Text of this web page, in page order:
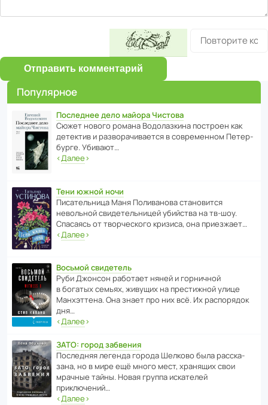
Отправить комментарий
Популярное
Последнее дело майора Чистова
Сюжет нового романа Водо­ла­з­кина пост­роен как
дете­ктив и разво­ра­чи­ва­ется в совре­менном Пете­р­
бурге. Убивают…
‹Далее›
Тени южной ночи
Писа­тель­ница Маня Поли­ва­нова стано­вится
невольной свиде­тель­ницей убийства на тв-шоу.
Спасаясь от твор­че­с­кого кризиса, она приезжает…
‹Далее›
Восьмой свидетель
Руби Джонсон рабо­тает няней и горни­чной
в богатых семьях, живущих на прес­ти­жной улице
Манх­эт­тена. Она знает про них всё. Их распо­рядок
дня…
‹Далее›
ЗАТО: город забвения
После­дняя легенда города Шелково была расска­
зана, но в мире ещё много мест, хранящих свои
мрачные тайны. Новая группа иска­телей
приключений…
‹Далее›